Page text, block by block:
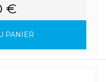
€
PANIER